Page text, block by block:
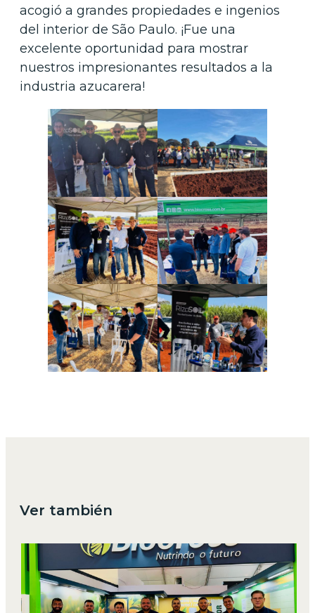
acogió a grandes propiedades e ingenios
del interior de São Paulo. ¡Fue una
excelente oportunidad para mostrar
nuestros impresionantes resultados a la
industria azucarera!
Ver también